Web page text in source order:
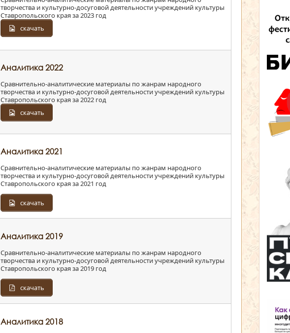
творчества и культурно-досуговой деятельности учреждений культуры
Ставропольского края за 2023 год
скачать
Аналитика 2022
Сравнительно-аналитические материалы по жанрам народного
творчества и культурно-досуговой деятельности учреждений культуры
Ставропольского края за 2022 год
скачать
Аналитика 2021
Сравнительно-аналитические материалы по жанрам народного
творчества и культурно-досуговой деятельности учреждений культуры
Ставропольского края за 2021 год
скачать
Аналитика 2019
Сравнительно-аналитические материалы по жанрам народного
творчества и культурно-досуговой деятельности учреждений культуры
Ставропольского края за 2019 год
скачать
Аналитика 2018